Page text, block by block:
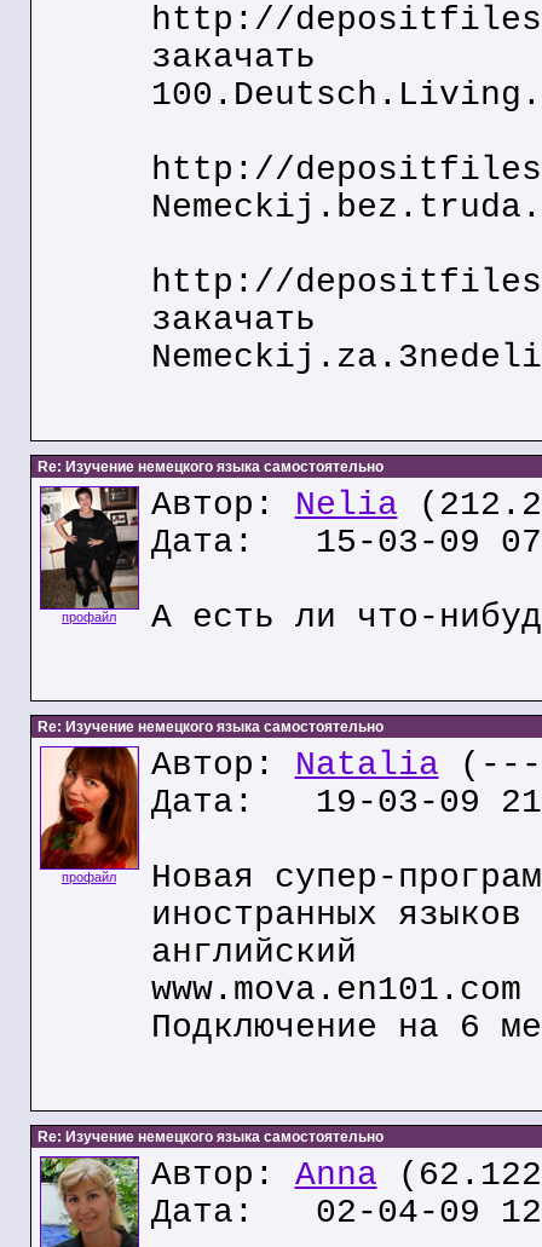
http://
закачать
http://
http://
закачать
Re: Изучение немецкого языка самостоятельно
профайл
Автор: Nelia
Дата: 15-03-09
А есть ли что-
Re: Изучение немецкого языка самостоятельно
профайл
Автор: Natalia (---
Дата: 19-03-09
Новая супер-
иностранных
английский
www.mova.en101.com
Подключение на 6
Re: Изучение немецкого языка самостоятельно
Автор: Anna
Дата: 02-04-09